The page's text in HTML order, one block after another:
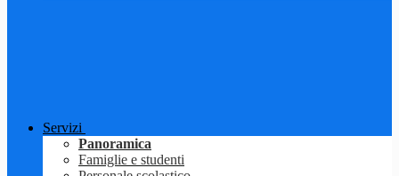
Servizi
Panoramica
Famiglie e studenti